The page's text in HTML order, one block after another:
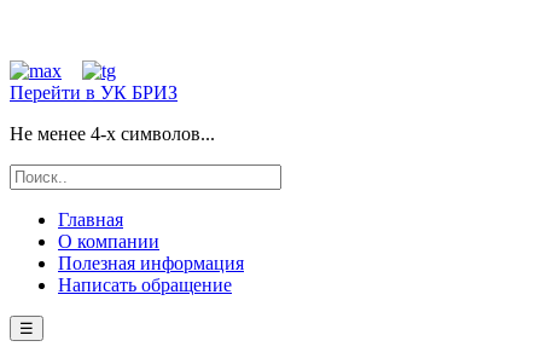
Перейти в УК БРИЗ
Не менее 4-х символов...
Главная
О компании
Полезная информация
Написать обращение
☰